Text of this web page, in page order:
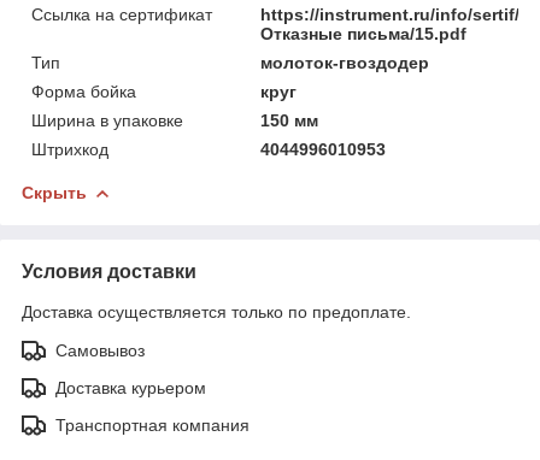
Ссылка на сертификат
https://instrument.ru/info/sertif/
Отказные письма/15.pdf
Тип
молоток-гвоздодер
Форма бойка
круг
Ширина в упаковке
150 мм
Штрихкод
4044996010953
Скрыть
Условия доставки
Доставка осуществляется только по предоплате.
Самовывоз
Доставка курьером
Транспортная компания